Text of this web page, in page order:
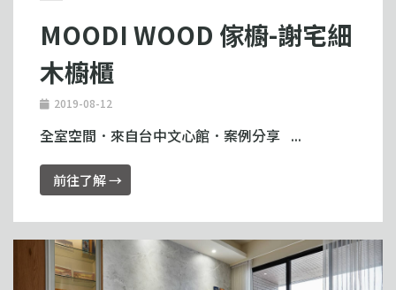
MOODI WOOD 傢櫥-謝宅細
木櫥櫃
2019-08-12
全室空間．來自台中文心館．案例分享 ...
前往了解 →